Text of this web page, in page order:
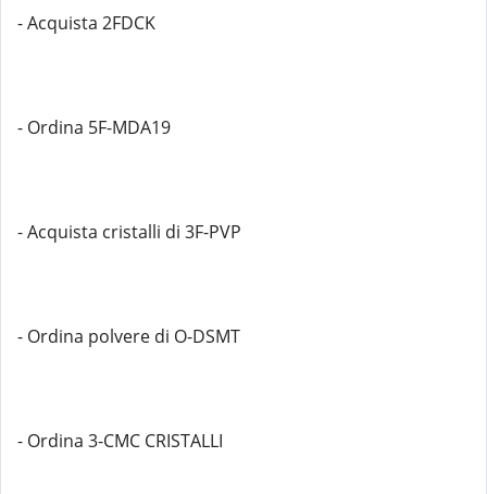
- Acquista 2FDCK
- Ordina 5F-MDA19
- Acquista cristalli di 3F-PVP
- Ordina polvere di O-DSMT
- Ordina 3-CMC CRISTALLI